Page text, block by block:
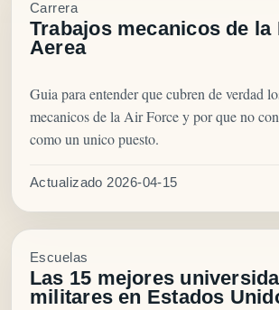
Carrera
Trabajos mecanicos de la
Aerea
Guia para entender que cubren de verdad
mecanicos de la Air Force y por que no
como un unico puesto.
Actualizado 2026-04-15
Escuelas
Las 15 mejores
militares en Estados